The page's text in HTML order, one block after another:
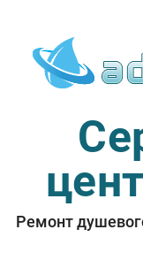
content
Ремонт